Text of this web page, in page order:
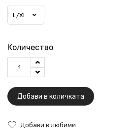
L/XL
Количество
Добави в количката
Добави в любими